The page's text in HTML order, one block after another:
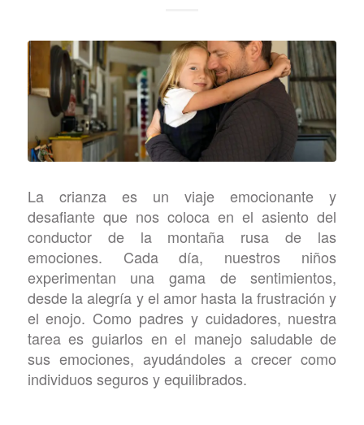
La crianza es un viaje emocionante y
desafiante que nos coloca en el asiento del
conductor de la montaña rusa de las
emociones. Cada día, nuestros niños
experimentan una gama de sentimientos,
desde la alegría y el amor hasta la frustración y
el enojo. Como padres y cuidadores, nuestra
tarea es guiarlos en el manejo saludable de
sus emociones, ayudándoles a crecer como
individuos seguros y equilibrados.